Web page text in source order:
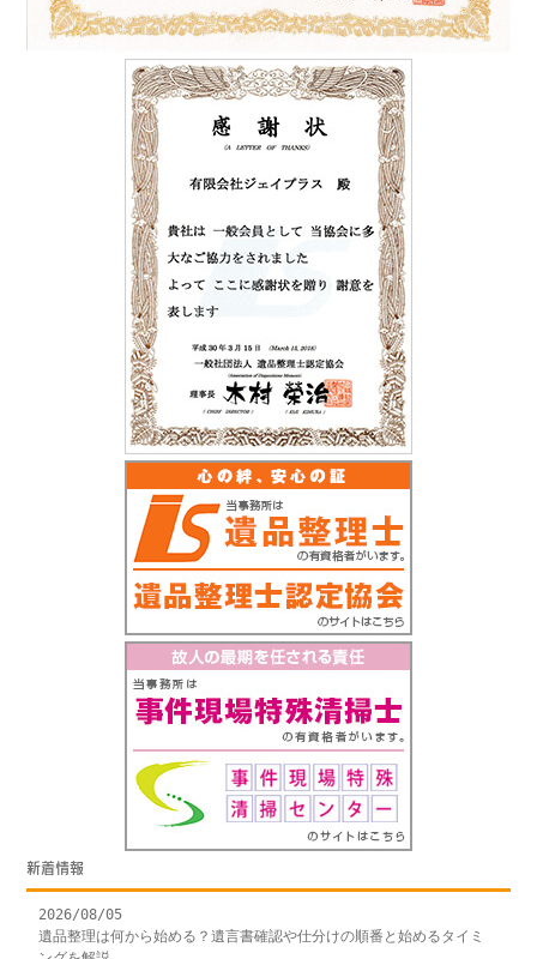
新着情報
2026/08/05
遺品整理は何から始める？遺言書確認や仕分けの順番と始めるタイミ